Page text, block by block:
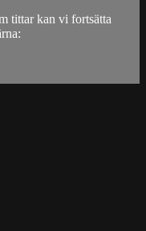
tittar kan vi fortsätta